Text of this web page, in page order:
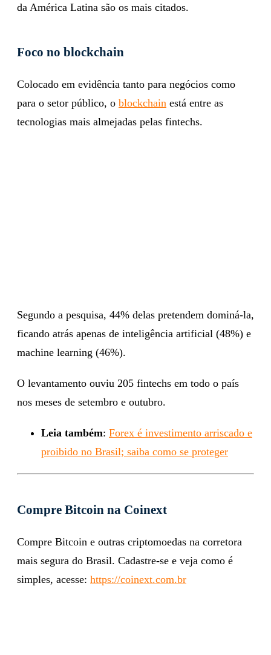
da América Latina são os mais citados.
Foco no blockchain
Colocado em evidência tanto para negócios como
para o setor público, o blockchain está entre as
tecnologias mais almejadas pelas fintechs.
Segundo a pesquisa, 44% delas pretendem dominá-la,
ficando atrás apenas de inteligência artificial (48%) e
machine learning (46%).
O levantamento ouviu 205 fintechs em todo o país
nos meses de setembro e outubro.
Leia também: Forex é investimento arriscado e
proibido no Brasil; saiba como se proteger
Compre Bitcoin na Coinext
Compre Bitcoin e outras criptomoedas na corretora
mais segura do Brasil. Cadastre-se e veja como é
simples, acesse: https://coinext.com.br